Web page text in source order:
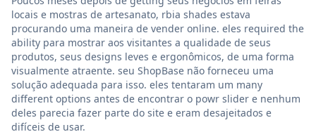
locais e mostras de artesanato, rbia shades estava
procurando uma maneira de vender online. eles required the
ability para mostrar aos visitantes a qualidade de seus
produtos, seus designs leves e ergonômicos, de uma forma
visualmente atraente. seu ShopBase não forneceu uma
solução adequada para isso. eles tentaram um many
different options antes de encontrar o powr slider e nenhum
deles parecia fazer parte do site e eram desajeitados e
difíceis de usar.